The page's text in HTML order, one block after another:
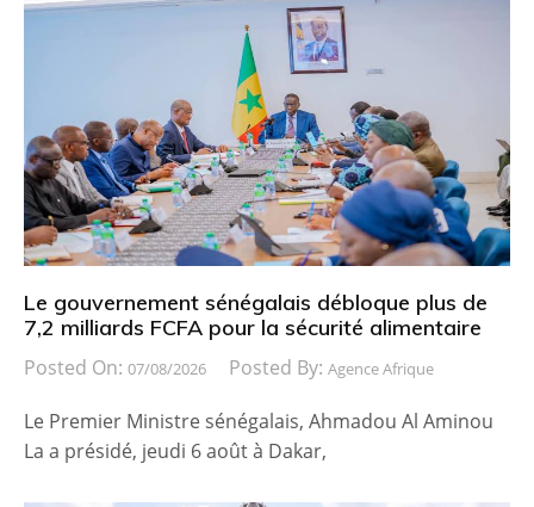
Le gouvernement sénégalais débloque plus de
7,2 milliards FCFA pour la sécurité alimentaire
Posted On: 07/08/2026 Posted By: Agence Afrique
Le Premier Ministre sénégalais, Ahmadou Al Aminou
La a présidé, jeudi 6 août à Dakar,